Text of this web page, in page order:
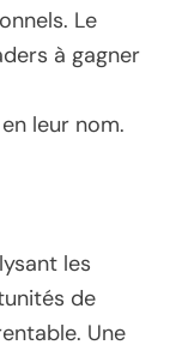
Le
à gagner
leur nom.
les
de
Une